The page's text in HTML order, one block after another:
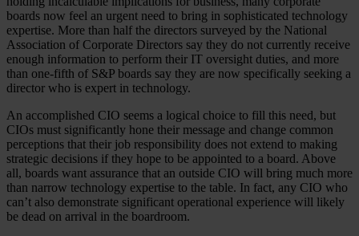
boards now feel an urgent need to bring in sophisticated technology
expertise. More than half the directors surveyed by the National
Association of Corporate Directors say they do not currently receive
enough information to perform their IT oversight duties, and more
than one-fifth of S&P boards say they are now specifically seeking a
director who is expert in technology.
An accomplished CIO seems a logical choice to fill this need, but
CIOs must significantly hone their message and change common
perceptions that their job responsibility does not extend to making
strategic decisions if they hope to be appointed to a board. Above
all, boards want assurance that an outside CIO will bring much more
than narrow technology expertise to the table. In fact, any CIO who
can’t also demonstrate significant operational experience will likely
be dead on arrival in the boardroom.